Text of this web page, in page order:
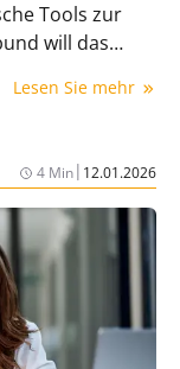
Tools zur
will das
Lesen Sie mehr
4 Min| 12.01.2026